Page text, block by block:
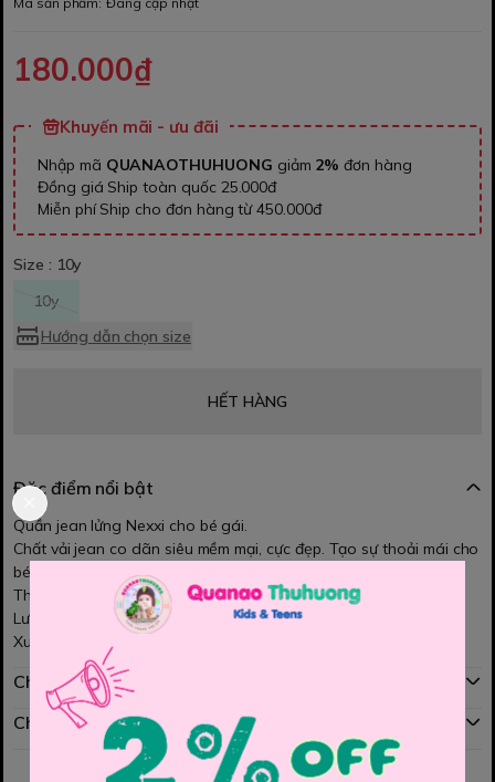
180.000₫
Khuyến mãi - ưu đãi
Nhập mã QUANAOTHUHUONG giảm 2% đơn hàng
Đồng giá Ship toàn quốc 25.000đ
Miễn phí Ship cho đơn hàng từ 450.000đ
Size : 10y
10y
Hướng dẫn chọn size
HẾT HÀNG
Đặc điểm nổi bật
Quần jean lửng Nexxi cho bé gái.
Chất vải jean co dãn siêu mềm mại, cực đẹp. Tạo sự thoải mái cho
bé vận động.
Thiết kế kiểu dáng quần lửng ngố, from rộng hotrend.
Lưng thun co dãn , kiểu tạo điểm nhấn sành điệu.
Xuất sứ Việt nam
Chính sách mua hàng
Chính sách đổi hàng